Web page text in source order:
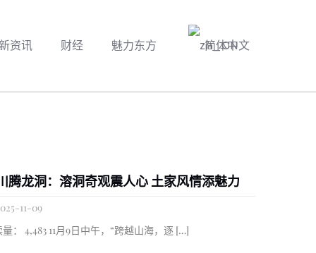
资讯 财经 魅力东方 简体中文
腾龙洞：溶洞奇观震人心 土家风情添魅力
11-09
： 4,483 11月9日中午，“跨越山海，逐 […]